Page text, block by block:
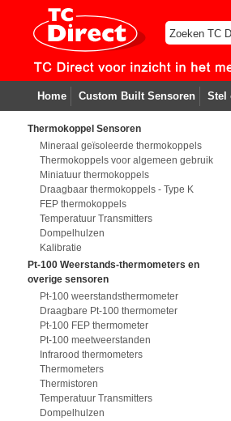
Home Custom Built Sensoren Stel
Thermokoppel Sensoren
Mineraal geïsoleerde thermokoppels
Thermokoppels voor algemeen gebruik
Miniatuur thermokoppels
Draagbaar thermokoppels - Type K
FEP thermokoppels
Temperatuur Transmitters
Dompelhulzen
Kalibratie
Pt-100 Weerstands-thermometers en
overige sensoren
Pt-100 weerstandsthermometer
Draagbare Pt-100 thermometer
Pt-100 FEP thermometer
Pt-100 meetweerstanden
Infrarood thermometers
Thermometers
Thermistoren
Temperatuur Transmitters
Dompelhulzen